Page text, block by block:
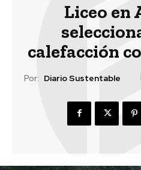
Liceo en
calefacción
Por: Diario Sustentable